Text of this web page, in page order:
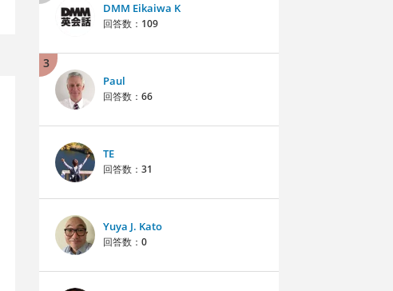
DMM Eikaiwa K
回答数： 109
3
Paul
回答数： 66
TE
回答数： 31
Yuya J. Kato
回答数： 0